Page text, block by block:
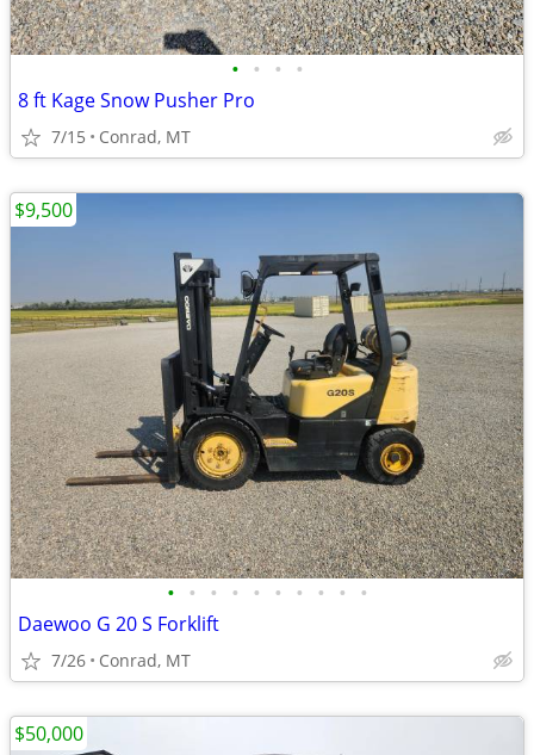
• • • •
8 ft Kage Snow Pusher Pro
7/15 Conrad, MT
• • • • • • • • • •
Daewoo G 20 S Forklift
7/26 Conrad, MT
$9,500
$50,000